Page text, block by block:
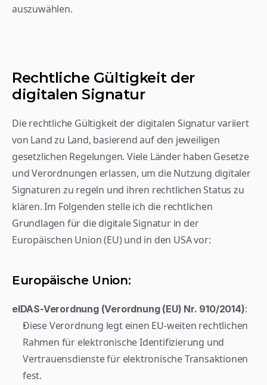
auszuwählen.
Rechtliche Gültigkeit der
digitalen Signatur
Die rechtliche Gültigkeit der digitalen Signatur variiert
von Land zu Land, basierend auf den jeweiligen
gesetzlichen Regelungen. Viele Länder haben Gesetze
und Verordnungen erlassen, um die Nutzung digitaler
Signaturen zu regeln und ihren rechtlichen Status zu
klären. Im Folgenden stelle ich die rechtlichen
Grundlagen für die digitale Signatur in der
Europäischen Union (EU) und in den USA vor:
Europäische Union:
eIDAS-Verordnung (Verordnung (EU) Nr. 910/2014):
Diese Verordnung legt einen EU-weiten rechtlichen
Rahmen für elektronische Identifizierung und
Vertrauensdienste für elektronische Transaktionen
fest.